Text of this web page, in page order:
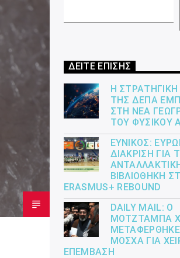
ΔΕΙΤΕ ΕΠΙΣΗΣ
Η
ΤΗΣ ΔΕΠΑ
ΣΤΗ ΝΈΑ
ΤΟΥ ΦΥΣΙΚΟΎ
ΕΎΝΙΚΟΣ:
ΔΙΆΚΡΙΣΗ ΓΙΑ
ΒΙΒΛΙΟΘΉΚΗ
ERASMUS+ REBOUND
DAILY MAIL: Ο
ΜΟΤΖΤΆΜΠΑ
ΜΌΣΧΑ ΓΙΑ
ΕΠΈΜΒΑΣΗ